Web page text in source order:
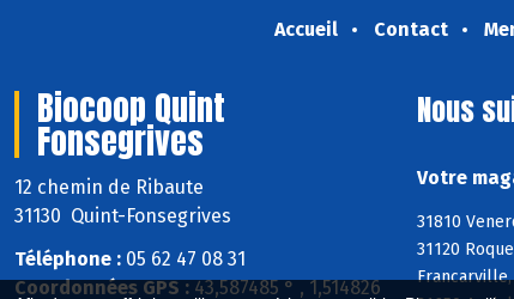
Accueil Contact
Biocoop Quint
Fonsegrives
12 chemin de Ribaute
31130 Quint-Fonsegrives
Téléphone : 05 62 47 08 31
Coordonnées GPS : 43,587485 ° , 1,514826
Nous
Votre
31810
31120